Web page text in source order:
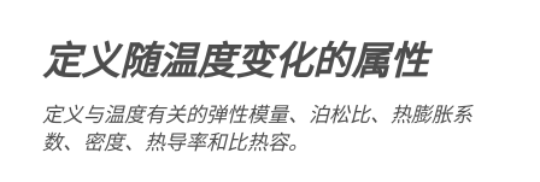
定义随温度变化的属性
定义与温度有关的弹性模量、泊松比、热膨胀系
数、密度、热导率和比热容。